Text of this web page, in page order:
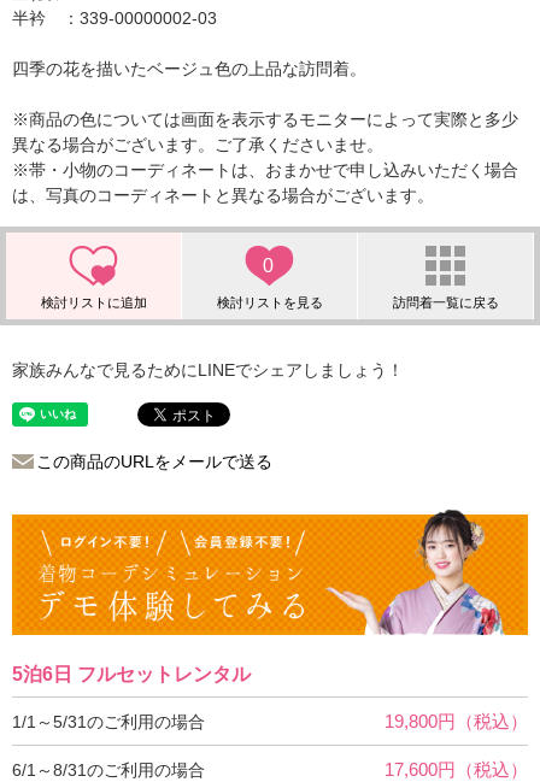
半衿 ：339-00000002-03
四季の花を描いたベージュ色の上品な訪問着。
※商品の色については画面を表示するモニターによって実際と多少
異なる場合がございます。ご了承くださいませ。
※帯・小物のコーディネートは、おまかせで申し込みいただく場合
は、写真のコーディネートと異なる場合がございます。
0
家族みんなで見るためにLINEでシェアしましょう！
この商品のURLをメールで送る
5泊6日 フルセットレンタル
1/1～5/31のご利用の場合 19,800円（税込）
6/1～8/31のご利用の場合 17,600円（税込）